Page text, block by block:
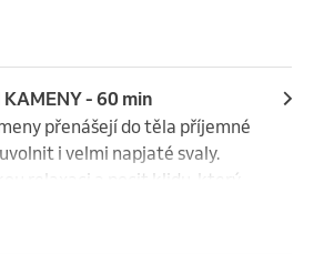
a harmonii. To nejlepší
skutečně zastavit čas.
- 60 min
přenášejí do těla příjemné
i velmi napjaté svaly.
relaxaci a pocit klidu, který